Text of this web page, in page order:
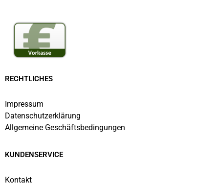
RECHTLICHES
Impressum
Datenschutzerklärung
Allgemeine Geschäftsbedingungen
KUNDENSERVICE
Kontakt